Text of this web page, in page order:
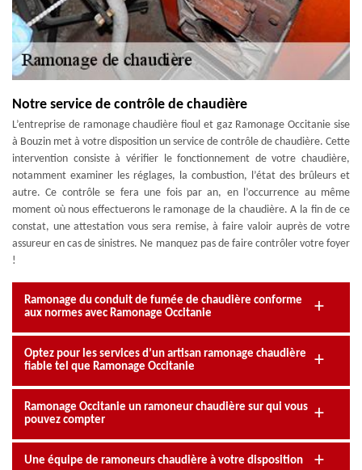
Notre service de contrôle de chaudière
L’entreprise de ramonage chaudière fioul et gaz Ramonage Occitanie sise
à Bouzin met à votre disposition un service de contrôle de chaudière. Cette
intervention consiste à vérifier le fonctionnement de votre chaudière,
notamment examiner les réglages, la combustion, l’état des brûleurs et
autre. Ce contrôle se fera une fois par an, en l’occurrence au même
moment où nous effectuerons le ramonage de la chaudière. A la fin de ce
constat, une attestation vous sera remise, à faire valoir auprès de votre
assureur en cas de sinistres. Ne manquez pas de faire contrôler votre foyer
!
Ramonage du conduit de fumée de chaudière conforme
aux normes avec Ramonage Occitanie
Optez pour les services d’un artisan ramonage chaudière
fiable tel que Ramonage Occitanie
Ramonage Occitanie un ramoneur chaudière sur qui vous
pouvez compter
Une équipe de ramoneurs chaudière à votre disposition